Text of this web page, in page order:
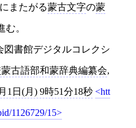
またがる蒙古文字の蒙
む。
図書館デジタルコレクシ
古語部和蒙辞典編纂会,
1日(月) 9時51分18秒 htt
1126729/15